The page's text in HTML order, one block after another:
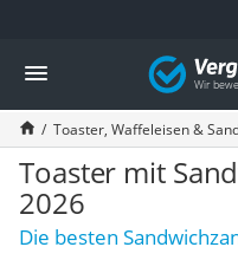
Die beliebtesten Vergleiche
Haushalt
Wassersprudler
Zentralstaubsauger
Brotbackautomat
Wischroboter
Wäschespinne
Industriestaubsauger
Vergleich
Toaster, Waffeleisen &
Toaster mit
2026
Die besten